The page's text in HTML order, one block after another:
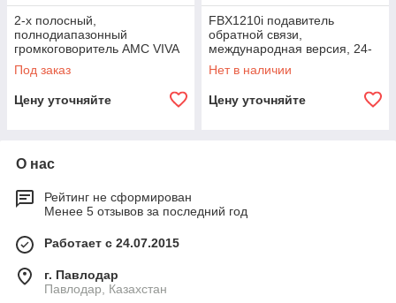
2-х полосный,
полнодиапазонный
громкоговоритель AMC VIVA
5 White (RAL 9016)
Под заказ
Цену уточняйте
FBX1210i подавитель
обратной связи,
международная версия, 24-
битный одноканальный (1U
стойку)
Нет в наличии
Цену уточняйте
О нас
Рейтинг не сформирован
Менее 5 отзывов за последний год
Работает с 24.07.2015
г. Павлодар
Павлодар, Казахстан